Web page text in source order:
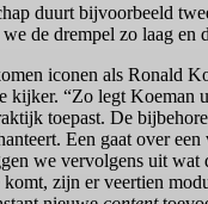
duurt bijvoorbeeld
de drempel zo laag
iconen als Ronald
kijker. “Zo legt
toepast. De
Een gaat over
we vervolgens uit wat
zijn er veertien